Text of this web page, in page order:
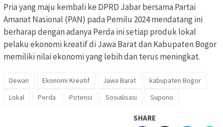
Pria yang maju kembali ke DPRD Jabar bersama Partai
Amanat Nasional (PAN) pada Pemilu 2024 mendatang ini
berharap dengan adanya Perda ini setiap produk lokal
pelaku ekonomi kreatif di Jawa Barat dan Kabupaten Bogor
memiliki nilai ekonomi yang lebih dan terus meningkat.
Dewan Ekonomi Kreatif Jawa Barat
kabupaten Bogor
Lokal
Perda Potensi Sosialisasi Supono
SHARE